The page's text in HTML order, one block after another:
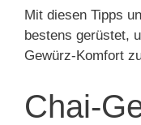
Mit diesen Tipps
bestens gerüstet,
Gewürz-Komfort
Chai-